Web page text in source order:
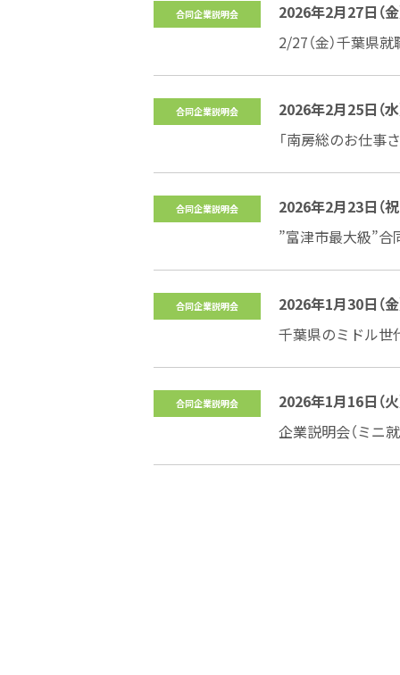
合同企業説明会
2026年2月27日（
2/27（金）千葉県
合同企業説明会
2026年2月25日（水
「南房総のお仕事
合同企業説明会
2026年2月23日（
”富津市最大級”
合同企業説明会
2026年1月30日（
千葉県のミドル世
合同企業説明会
2026年1月16日（
企業説明会（ミニ